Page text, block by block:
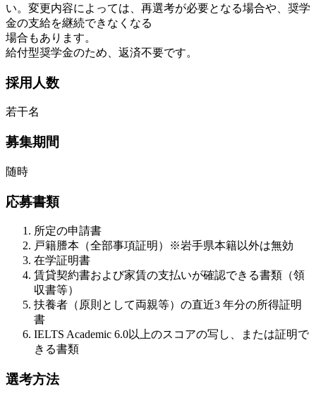
い。変更内容によっては、再選考が必要となる場合や、奨学
金の支給を継続できなくなる
場合もあります。
給付型奨学金のため、返済不要です。
採用人数
若干名
募集期間
随時
応募書類
所定の申請書
戸籍謄本（全部事項証明）※岩手県本籍以外は無効
在学証明書
賃貸契約書および家賃の支払いが確認できる書類（領
収書等）
扶養者（原則として両親等）の直近3 年分の所得証明
書
IELTS Academic 6.0以上のスコアの写し、または証明で
きる書類
選考方法